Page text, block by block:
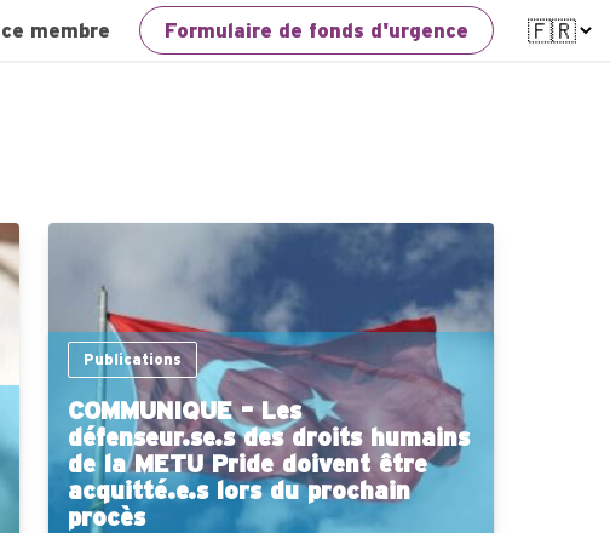
membre Formulaire de fonds d'urgence
Publications
COMMUNIQUE – Les
défenseur.se.s des droits humains
de la METU Pride doivent être
acquitté.e.s lors du prochain
procès